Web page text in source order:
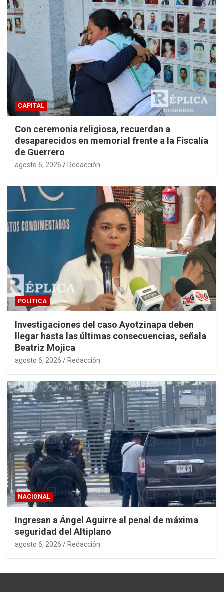
CAPITAL
Con ceremonia religiosa, recuerdan a
desaparecidos en memorial frente a la Fiscalía
de Guerrero
agosto 6, 2026 Redacción
POLÍTICA
Investigaciones del caso Ayotzinapa deben
llegar hasta las últimas consecuencias, señala
Beatriz Mojica
agosto 6, 2026 Redacción
NACIONAL
Ingresan a Ángel Aguirre al penal de máxima
seguridad del Altiplano
agosto 6, 2026 Redacción